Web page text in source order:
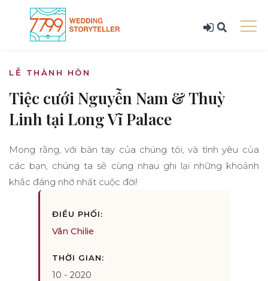
LỄ THÀNH HÔN
Tiệc cưới Nguyễn Nam & Thuỳ
Linh tại Long Vĩ Palace
Mong rằng, với bàn tay của chúng tôi, và tình yêu của
các bạn, chúng ta sẽ cùng nhau ghi lại những khoảnh
khắc đáng nhớ nhất cuộc đời!
ĐIỀU PHỐI:
Vân Chilie
THỜI GIAN:
10 - 2020